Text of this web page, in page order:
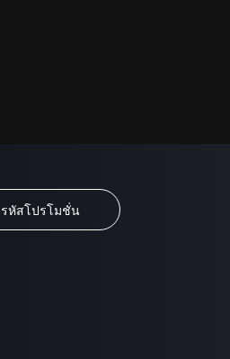
รหัสโปรโมชั่น